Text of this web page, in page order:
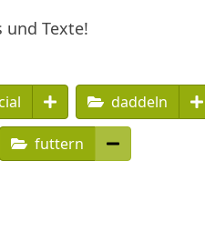
und Texte!
daddeln
futtern